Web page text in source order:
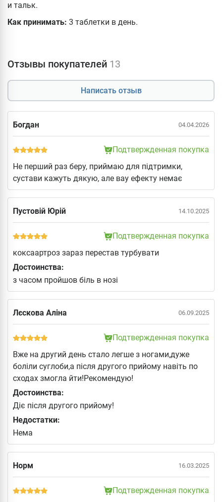
и тальк.
Как принимать: 3 таблетки в день.
Отзывы покупателей 13
Написать отзыв
Богдан 04.04.2026
Подтвержденная покупка
Не перший раз беру, приймаю для підтримки,
сустави кажуть дякую, але вау ефекту немає
Пустовій Юрій 14.10.2025
Подтвержденная покупка
коксаартроз зараз перестав турбувати
Достоинства:
з часом пройшов біль в нозі
Лєскова Аліна 06.09.2025
Подтвержденная покупка
Вже на другий день стало легше з ногами,дуже
боліли суглоби,а після другого прийому навіть по
сходах змогла йти!Рекомендую!
Достоинства:
Діє після другого прийому!
Недостатки:
Нема
Норм 16.03.2025
Подтвержденная покупка